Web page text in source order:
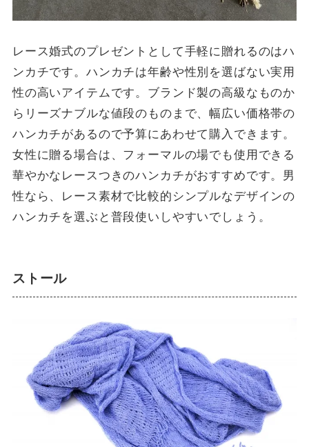
レース婚式のプレゼントとして手軽に贈れるのはハ
ンカチです。ハンカチは年齢や性別を選ばない実用
性の高いアイテムです。ブランド製の高級なものか
らリーズナブルな値段のものまで、幅広い価格帯の
ハンカチがあるので予算にあわせて購入できます。
女性に贈る場合は、フォーマルの場でも使用できる
華やかなレースつきのハンカチがおすすめです。男
性なら、レース素材で比較的シンプルなデザインの
ハンカチを選ぶと普段使いしやすいでしょう。
ストール